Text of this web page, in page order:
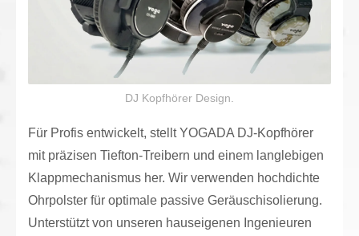
DJ Kopfhörer Design.
Für Profis entwickelt, stellt YOGADA DJ-Kopfhörer
mit präzisen Tiefton-Treibern und einem langlebigen
Klappmechanismus her. Wir verwenden hochdichte
Ohrpolster für optimale passive Geräuschisolierung.
Unterstützt von unseren hauseigenen Ingenieuren